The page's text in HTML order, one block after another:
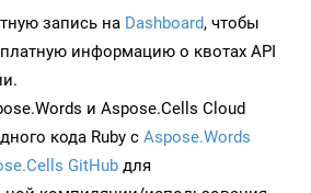
запись на Dashboard, чтобы
информацию о квотах API
и Aspose.Cells Cloud
кода Ruby с Aspose.Words
GitHub для